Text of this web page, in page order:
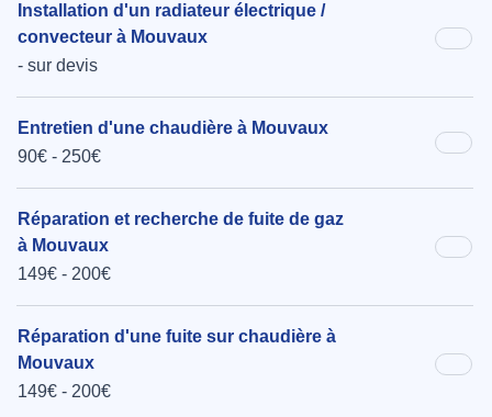
Installation d'un radiateur électrique /
convecteur à Mouvaux
- sur devis
Entretien d'une chaudière à Mouvaux
90€ - 250€
Réparation et recherche de fuite de gaz
à Mouvaux
149€ - 200€
Réparation d'une fuite sur chaudière à
Mouvaux
149€ - 200€